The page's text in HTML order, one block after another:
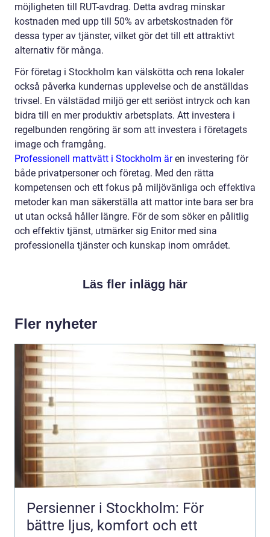
möjligheten till RUT-avdrag. Detta avdrag minskar
kostnaden med upp till 50% av arbetskostnaden för
dessa typer av tjänster, vilket gör det till ett attraktivt
alternativ för många.
För företag i Stockholm kan välskötta och rena lokaler
också påverka kundernas upplevelse och de anställdas
trivsel. En välstädad miljö ger ett seriöst intryck och kan
bidra till en mer produktiv arbetsplats. Att investera i
regelbunden rengöring är som att investera i företagets
image och framgång.
Professionell mattvätt i Stockholm ären investering för
både privatpersoner och företag. Med den rätta
kompetensen och ett fokus på miljövänliga och effektiva
metoder kan man säkerställa att mattor inte bara ser bra
ut utan också håller längre. För de som söker en pålitlig
och effektiv tjänst, utmärker sig Enitor med sina
professionella tjänster och kunskap inom området.
Läs fler inlägg här
Fler nyheter
Persienner i Stockholm: För
bättre ljus, komfort och ett